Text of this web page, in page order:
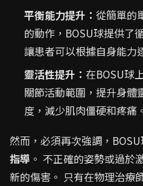
平衡能力提升： 從簡單的
的動作，BOSU球提供了
讓患者可以根據自身能力
靈活性提升： 在BOSU球
關節活動範圍，提升身體
度，減少肌肉僵硬和疼痛。
然而，必須再次強調，
指導 。 不正確的姿勢或過於
新的傷害。 只有在物理治療